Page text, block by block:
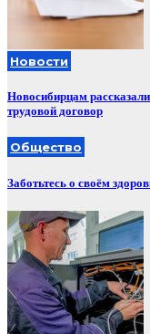
Новости
Новосибирцам
трудовой договор
Общество
Заботьтесь о своём